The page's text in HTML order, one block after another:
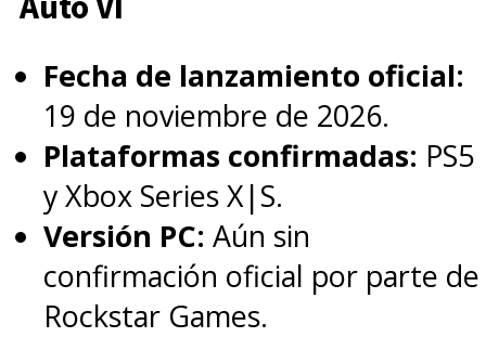
Fecha de lanzamiento oficial:
19 de noviembre de 2026.
Plataformas confirmadas: PS5
y Xbox Series X|S.
Versión PC: Aún sin
confirmación oficial por parte de
Rockstar Games.